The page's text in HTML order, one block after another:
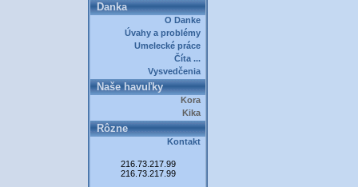
Danka
O Danke
Úvahy a problémy
Umelecké práce
Číta ...
Vysvedčenia
Naše havuľky
Kora
Kika
Rôzne
Kontakt
216.73.217.99
216.73.217.99